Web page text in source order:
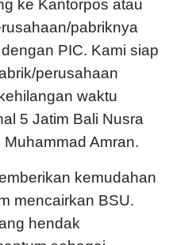
ke Kantorpos atau
pabriknya
PIC. Kami siap
perusahaan
waktu
5 Jatim Bali Nusra
Amran.
kemudahan
mencairkan BSU.
hendak